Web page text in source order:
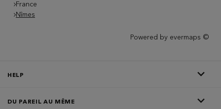
France
Nîmes
Powered by evermaps ©
HELP
DU PAREIL AU MÊME